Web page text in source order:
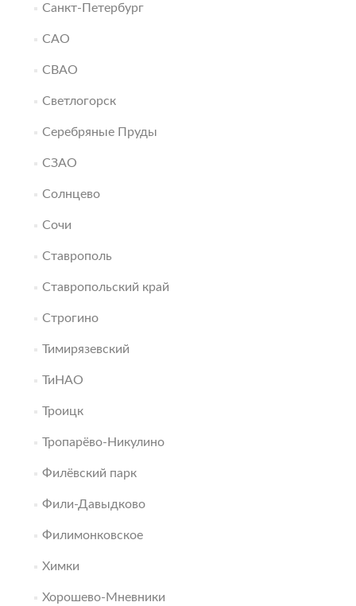
Санкт-Петербург
САО
СВАО
Светлогорск
Серебряные Пруды
СЗАО
Солнцево
Сочи
Ставрополь
Ставропольский край
Строгино
Тимирязевский
ТиНАО
Троицк
Тропарёво-Никулино
Филёвский парк
Фили-Давыдково
Филимонковское
Химки
Хорошево-Мневники